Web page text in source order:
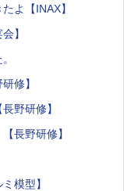
よ【INAX】
】
修】
野研修】
長野研修】
模型】